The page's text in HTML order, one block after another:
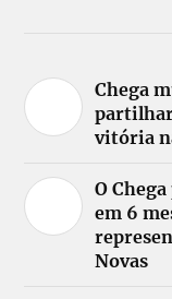
Chega
partilhar
vitória
O
em 6
Novas